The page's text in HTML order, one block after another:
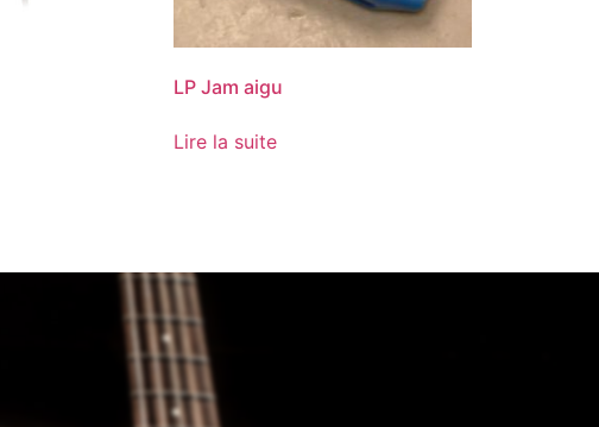
LP Jam aigu
Lire la suite